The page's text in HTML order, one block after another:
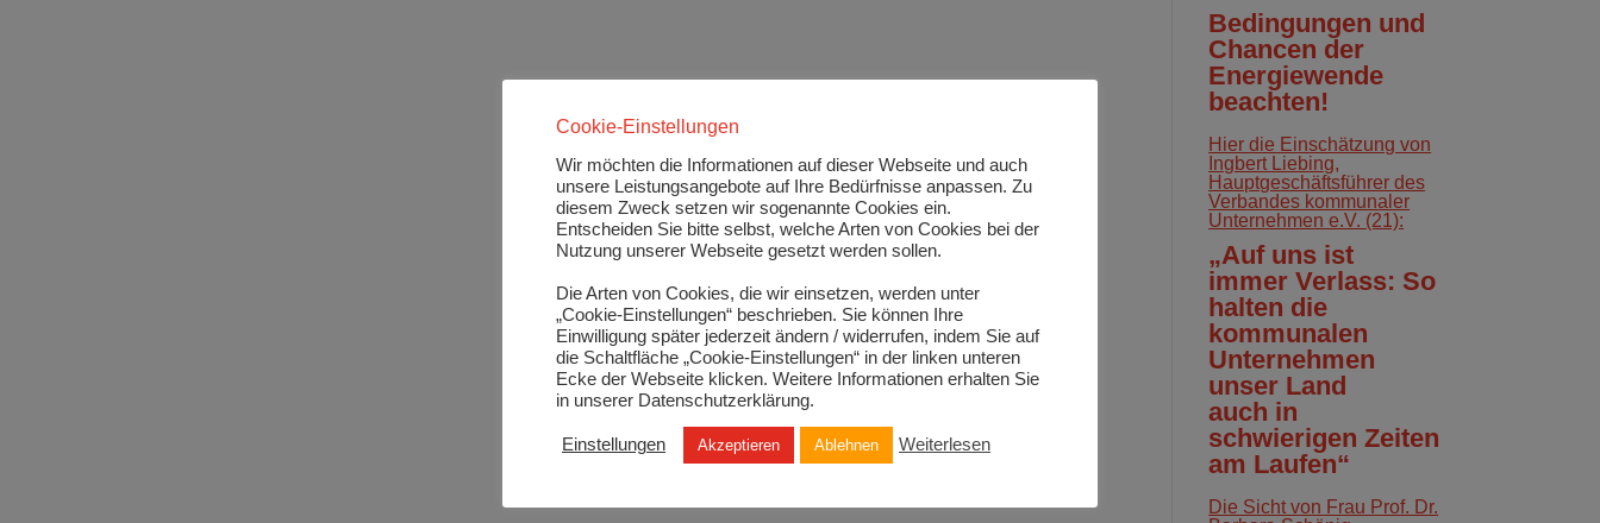
Bedingungen und
Chancen der
Energiewende
beachten!
Hier die Einschätzung von
Ingbert Liebing,
Hauptgeschäftsführer des
Verbandes kommunaler
Unternehmen e.V. (21):
„Auf uns ist
immer Verlass: So
halten die
kommunalen
Unternehmen
unser Land
auch in
schwierigen Zeiten
am Laufen“
Die Sicht von Frau Prof. Dr.
Cookie-Einstellungen
Wir möchten die Informationen auf dieser Webseite und auch
unsere Leistungsangebote auf Ihre Bedürfnisse anpassen. Zu
diesem Zweck setzen wir sogenannte Cookies ein.
Entscheiden Sie bitte selbst, welche Arten von Cookies bei der
Nutzung unserer Webseite gesetzt werden sollen.
Die Arten von Cookies, die wir einsetzen, werden unter
„Cookie-Einstellungen“ beschrieben. Sie können Ihre
Einwilligung später jederzeit ändern / widerrufen, indem Sie auf
die Schaltfläche „Cookie-Einstellungen“ in der linken unteren
Ecke der Webseite klicken. Weitere Informationen erhalten Sie
in unserer Datenschutzerklärung.
Einstellungen Akzeptieren Ablehnen Weiterlesen